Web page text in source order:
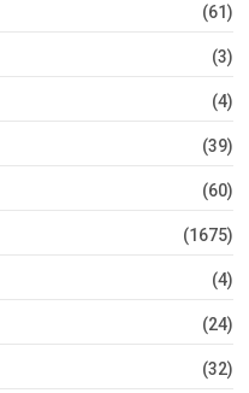
(61)
(3)
(4)
(39)
(60)
(1675)
(4)
(24)
(32)